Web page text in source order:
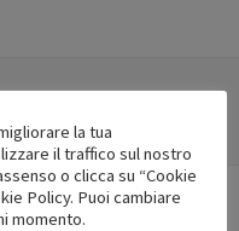
la tua
il traffico sul nostro
o clicca su “Cookie
Policy. Puoi cambiare
momento.